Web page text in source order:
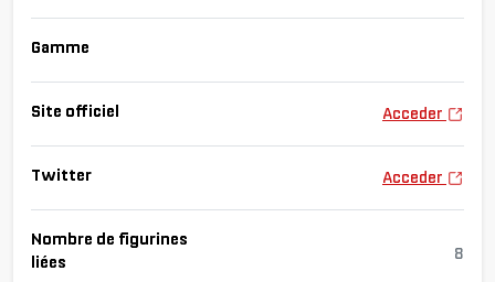
Gamme
Site officiel Acceder
Twitter Acceder
Nombre de figurines
liées
8